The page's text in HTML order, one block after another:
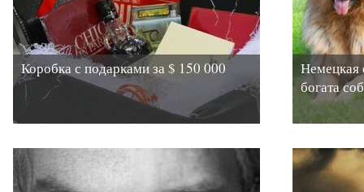
Коробка с подарками за $ 150 000
Немецкая
богата